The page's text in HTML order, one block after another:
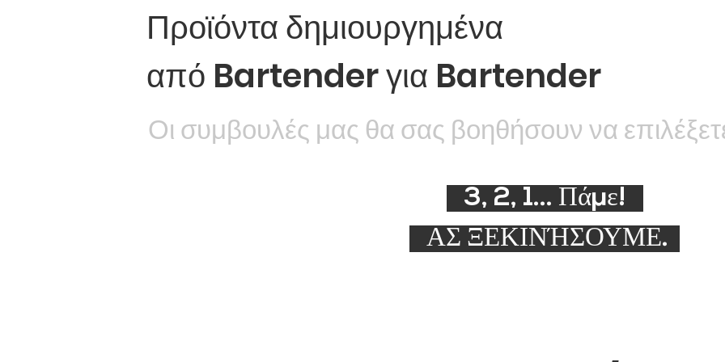
Προϊόντα δημιουργημένα
από Bartender για Bartender
Οι συμβουλές μας θα σας βοηθήσουν να
3, 2, 1... Πάμε!
ΑΣ ΞΕΚΙΝΉΣΟΥΜΕ.